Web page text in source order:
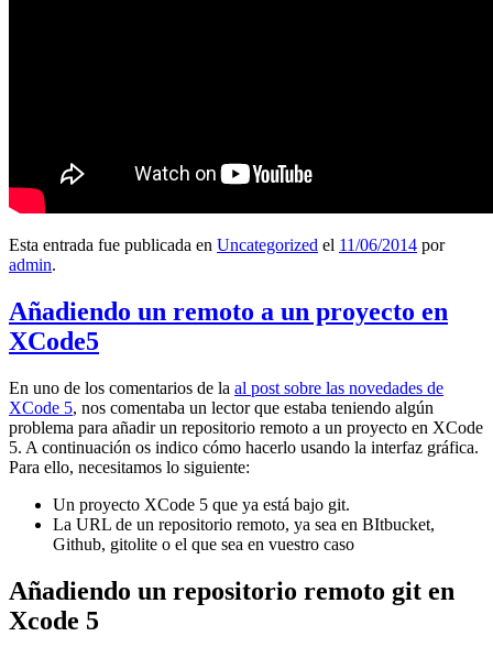
Esta entrada fue publicada en Uncategorized el 11/06/2014 por
admin.
Añadiendo un remoto a un proyecto en
XCode5
En uno de los comentarios de la al post sobre las novedades de
XCode 5, nos comentaba un lector que estaba teniendo algún
problema para añadir un repositorio remoto a un proyecto en XCode
5. A continuación os indico cómo hacerlo usando la interfaz gráfica.
Para ello, necesitamos lo siguiente:
Un proyecto XCode 5 que ya está bajo git.
La URL de un repositorio remoto, ya sea en BItbucket,
Github, gitolite o el que sea en vuestro caso
Añadiendo un repositorio remoto git en
Xcode 5